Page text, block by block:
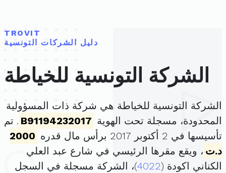
TROVIT
دليل الشركات التونسية
الشركة التونسية للخياطة
الشركة التونسية للخياطة هي شركة ذات المسؤولية
المحدودة، مسجلة تحت الهوية B91194232017 . تم
تأسيسها في 2 أكتوبر 2017 برأس مال قدره
2000
د.ت ، ويقع مقرها الرئيسي في شارع عبد العلي
الكناني اكودة (4022)، الشركة مسجلة في السجل